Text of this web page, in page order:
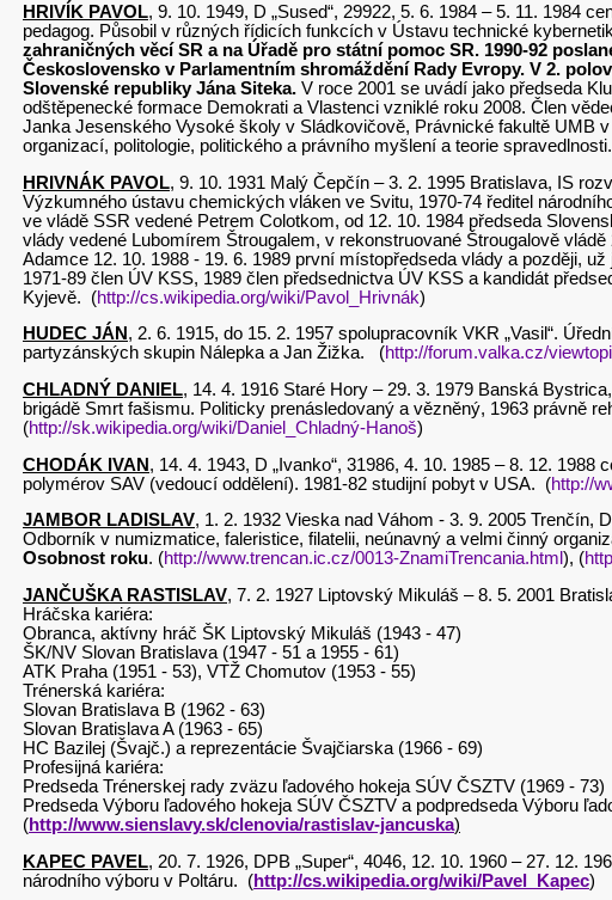
HRIVÍK PAVOL, 9. 10. 1949, D „Sused“, 29922, 5. 6. 1984 – 5. 11. 1984
pedagog. Působil v různých řídicích funkcích v Ústavu technické
zahraničných věcí SR a na Úřadě pro státní pomoc SR. 1990-92
Československo v Parlamentním shromáždění Rady Evropy. V 2.
Slovenské republiky Jána Siteka. V roce 2001 se uvádí jako předseda
odštěpenecké formace Demokrati a Vlastenci vzniklé roku 2008. Člen
Janka Jesenského Vysoké školy v Sládkovičově, Právnické fakultě UMB
organizací, politologie, politického a právního myšlení a teorie
HRIVNÁK PAVOL, 9. 10. 1931 Malý Čepčín – 3. 2. 1995 Bratislava, IS
Výzkumného ústavu chemických vláken ve Svitu, 1970-74 ředitel
ve vládě SSR vedené Petrem Colotkom, od 12. 10. 1984 předseda
vlády vedené Lubomírem Štrougalem, v rekonstruované Štrougalově
Adamce 12. 10. 1988 - 19. 6. 1989 první místopředseda vlády a později,
1971-89 člen ÚV KSS, 1989 člen předsednictva ÚV KSS a kandidát
Kyjevě. (http://cs.wikipedia.org/wiki/Pavol_Hrivnák)
HUDEC JÁN , 2. 6. 1915, do 15. 2. 1957 spolupracovník VKR „Vasil“.
partyzánských skupin Nálepka a Jan Žižka. (http://forum.valka.cz/
CHLADNÝ DANIEL, 14. 4. 1916 Staré Hory – 29. 3. 1979 Banská
brigádě Smrt fašismu. Politicky prenásledovaný a vězněný, 1963 právně
(http://sk.wikipedia.org/wiki/Daniel_Chladný-Hanoš)
CHODÁK IVAN, 14. 4. 1943, D „Ivanko“, 31986, 4. 10. 1985 – 8. 12.
polymérov SAV (vedoucí oddělení). 1981-82 studijní pobyt v USA. (http://
JAMBOR LADISLAV, 1. 2. 1932 Vieska nad Váhom - 3. 9. 2005 Trenčín,
Odborník v numizmatice, faleristice, filatelii, neúnavný a velmi činný
Osobnost roku. (http://www.trencan.ic.cz/0013-ZnamiTrencania.html ), (
JANČUŠKA RASTISLAV, 7. 2. 1927 Liptovský Mikuláš – 8. 5. 2001
Hráčska kariéra:
Obranca, aktívny hráč ŠK Liptovský Mikuláš (1943 - 47)
ŠK/NV Slovan Bratislava (1947 - 51 a 1955 - 61)
ATK Praha (1951 - 53), VTŽ Chomutov (1953 - 55)
Trénerská kariéra:
Slovan Bratislava B (1962 - 63)
Slovan Bratislava A (1963 - 65)
HC Bazilej (Švajč.) a reprezentácie Švajčiarska (1966 - 69)
Profesijná kariéra:
Predseda Trénerskej rady zväzu ľadového hokeja SÚV ČSZTV (1969 - 73)
Predseda Výboru ľadového hokeja SÚV ČSZTV a podpredseda Výboru
(http://www.sienslavy.sk/clenovia/rastislav-jancuska)
KAPEC PAVEL, 20. 7. 1926, DPB „Super“, 4046, 12. 10. 1960 – 27. 12.
národního výboru v Poltáru. (http://cs.wikipedia.org/wiki/Pavel_Kapec)